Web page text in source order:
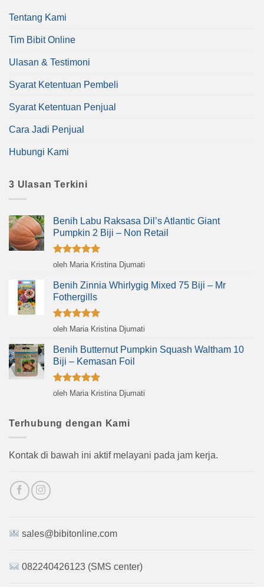
Tentang Kami
Tim Bibit Online
Ulasan & Testimoni
Syarat Ketentuan Pembeli
Syarat Ketentuan Penjual
Cara Jadi Penjual
Hubungi Kami
3 Ulasan Terkini
Benih Labu Raksasa Dil’s Atlantic Giant
Pumpkin 2 Biji – Non Retail
Dinilai5
oleh Maria Kristina Djumati
Benih Zinnia Whirlygig Mixed 75 Biji – Mr
Fothergills
Dinilai5
oleh Maria Kristina Djumati
Benih Butternut Pumpkin Squash Waltham 10
Biji – Kemasan Foil
Dinilai5
oleh Maria Kristina Djumati
Terhubung dengan Kami
Kontak di bawah ini aktif melayani pada jam kerja.
sales@bibitonline.com
082240426123 (SMS center)